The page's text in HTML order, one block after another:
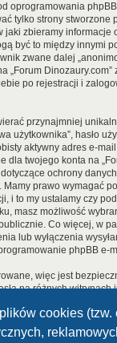
cookies (tzw.
oprogramowania
tylko strony stworzone
jaki zbieramy informacje
być to między innymi
zwane dalej
„Forum Dinozaury.com”
po rejestracji i
przynajmniej
użytkownika”, hasło
aktywny adres e-
dla twojego konta na
ochrony
Mamy prawo wymagać
i to my ustalamy czy
masz możliwość
Co więcej, w
lub wyłączenia
phpBB e-
więc jest
na różnych witrynach
konta na „Forum
podawajnikomu. Jeśli je
poprosi cię o podanie
danych zostanie